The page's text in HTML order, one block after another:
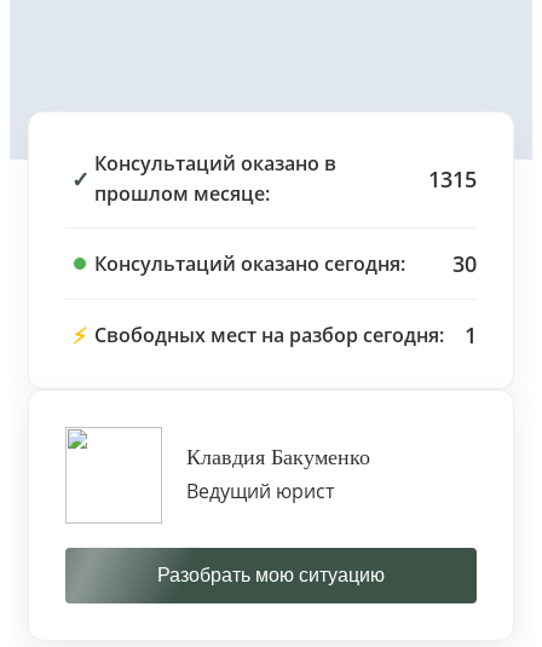
✓
Консультаций оказано в
прошлом месяце:
1315
Консультаций оказано сегодня: 30
⚡ Свободных мест на разбор сегодня: 1
Клавдия Бакуменко
Ведущий юрист
Разобрать мою ситуацию